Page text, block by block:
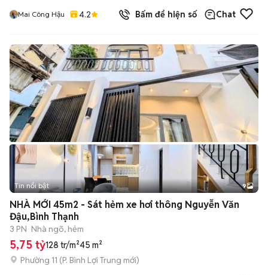
Mai Công Hậu 4.2 Bấm để hiện số Chat
+2
Tin nổi bật 9
NHÀ MỚI 45m2 - Sát hẻm xe hơi thông Nguyễn Văn
Đậu,Bình Thạnh
3 PN Nhà ngõ, hẻm
5,75 tỷ128 tr/m²45 m²
Phường 11 (P. Bình Lợi Trung mới)